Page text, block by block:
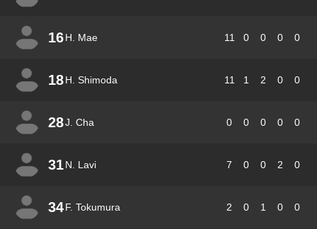
16H. Mae 11 0 0 0 0
18H. Shimoda 11 1 2 0 0
28J. Cha 0 0 0 0 0
31N. Lavi 7 0 0 2 0
34F. Tokumura 2 0 1 0 0